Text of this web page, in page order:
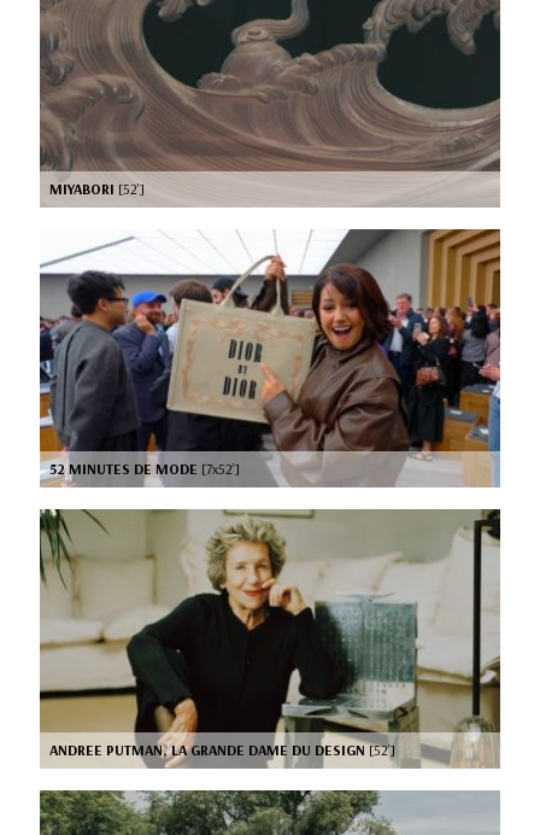
MIYABORI [52’]
52 MINUTES DE MODE [7x52’]
ANDREE PUTMAN, LA GRANDE DAME DU DESIGN[52’]